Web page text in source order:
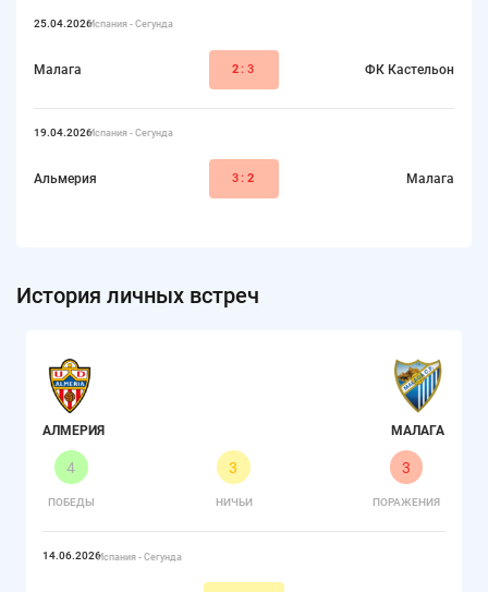
25.04.2026Испания - Сегунда
Малага 2:3 ФК Кастельон
19.04.2026Испания - Сегунда
Альмерия 3: 2 Малага
История личных встреч
АЛМЕРИЯ
4
ПОБЕДЫ
3
НИЧЬИ
3
ПОРАЖЕНИЯ
МАЛАГА
14.06.2026Испания - Сегунда